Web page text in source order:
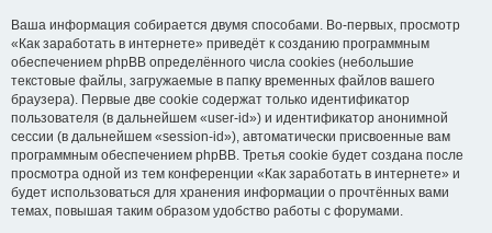
Ваша информация собирается двумя способами. Во-первых, просмотр
«Как заработать в интернете» приведёт к созданию программным
обеспечением phpBB определённого числа cookies (небольшие
текстовые файлы, загружаемые в папку временных файлов вашего
браузера). Первые две cookie содержат только идентификатор
пользователя (в дальнейшем «user-id») и идентификатор анонимной
сессии (в дальнейшем «session-id»), автоматически присвоенные вам
программным обеспечением phpBB. Третья cookie будет создана после
просмотра одной из тем конференции «Как заработать в интернете» и
будет использоваться для хранения информации о прочтённых вами
темах, повышая таким образом удобство работы с форумами.